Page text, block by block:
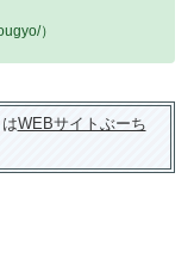
）
はWEBサイトぶーち